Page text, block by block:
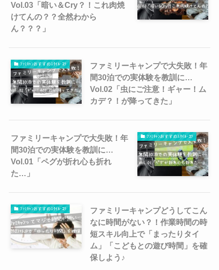
Vol.03「暗い＆Cry？！これ肉焼
けてんの？？全然わから
ん？？？」
ﾌｧﾐｷｬﾝおすすめｽﾀｲﾙ･ｺﾂ
ファミリーキャンプで大失敗！年
間30泊での実体験を教訓に…
Vol.02「虫にご注意！ギャー！ム
カデ？！が降ってきた」
ﾌｧﾐｷｬﾝおすすめｽﾀｲﾙ･ｺﾂ
ファミリーキャンプで大失敗！年
間30泊での実体験を教訓に…
Vol.01「ペグが折れ心も折れ
た…」
ﾌｧﾐｷｬﾝおすすめｽﾀｲﾙ･ｺﾂ
ファミリーキャンプどうしてこん
なに時間がない？！作業時間の時
短スキル向上で「まったりタイ
ム」「こどもとの遊び時間」を確
保しよう♪